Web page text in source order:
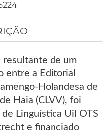
resultante de um
entre a Editorial
Holandesa de
Haia (CLVV), foi
Linguística Uil OTS
e financiado